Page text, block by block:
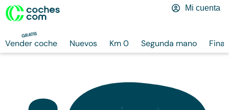
GRATIS
Vender coche Nuevos Km 0 Segunda mano
Mi cuenta